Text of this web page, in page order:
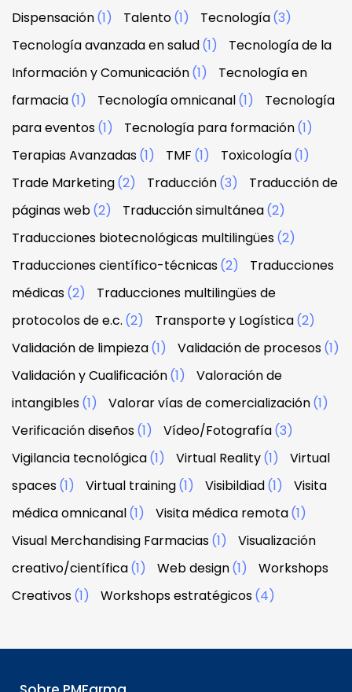
Dispensación(1) Talento(1) Tecnología(3)
Tecnología avanzada en salud(1)
Tecnología de la
Información y Comunicación(1)
Tecnología en
farmacia(1) Tecnología omnicanal(1)
Tecnología
para eventos(1) Tecnología para formación(1)
Terapias Avanzadas(1) TMF (1) Toxicología(1)
Trade Marketing(2) Traducción(3)
Traducción de
páginas web(2) Traducción simultánea(2)
Traducciones biotecnológicas multilingües(2)
Traducciones científico-técnicas(2)
Traducciones
médicas(2)
Traducciones multilingües de
protocolos de e.c. (2) Transporte y Logística(2)
Validación de limpieza(1) Validación de procesos(1)
Validación y Cualificación(1)
Valoración de
intangibles(1) Valorar vías de comercialización(1)
Verificación diseños(1) Vídeo/Fotografía(3)
Vigilancia tecnológica(1) Virtual Reality(1)
Virtual
spaces(1) Virtual training(1) Visibildiad(1)
Visita
médica omnicanal(1) Visita médica remota(1)
Visual Merchandising Farmacias(1)
Visualización
creativo/científica(1) Web design(1)
Workshops
Creativos(1) Workshops estratégicos(4)